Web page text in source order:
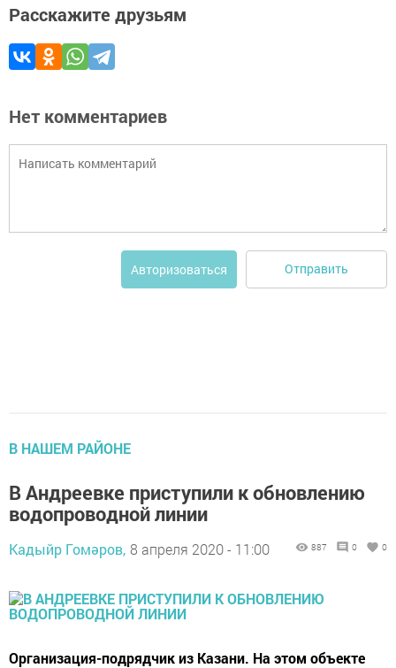
Расскажите друзьям
Нет комментариев
Авторизоваться Отправить
В НАШЕМ РАЙОНЕ
В Андреевке приступили к обновлению
водопроводной линии
Кадыйр Гомәров, 8 апреля 2020 - 11:00 887 0 0
Организация-подрядчик из Казани. На этом объекте